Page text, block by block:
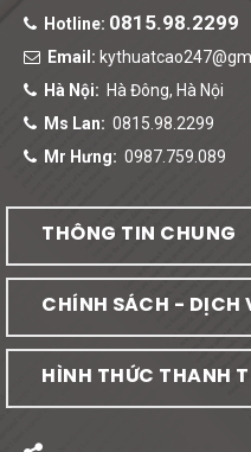
Hotline: 0815.98.2299
Email:
Hà Nội: Hà Đông, Hà Nội
Ms Lan: 0815.98.2299
Mr Hưng: 0987.759.089
THÔNG TIN CHUNG
CHÍNH SÁCH - DỊCH
HÌNH THỨC THANH